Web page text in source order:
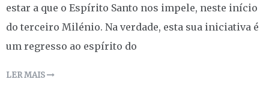
estar a que o Espírito Santo nos impele, neste início
do terceiro Milénio. Na verdade, esta sua iniciativa é
um regresso ao espírito do
LER MAIS